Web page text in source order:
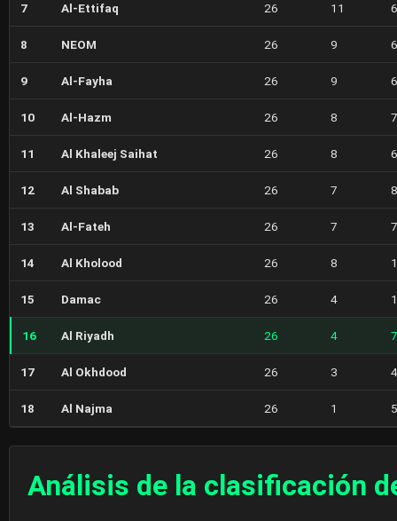
7 Al-Ettifaq 26 11 6
8 NEOM 26 9 6
9 Al-Fayha 26 9 6
10 Al-Hazm 26 8 7
11 Al Khaleej Saihat 26 8 6
12 Al Shabab 26 7 8
13 Al-Fateh 26 7 7
14 Al Kholood 26 8 1
15 Damac 26 4
16 Al Riyadh 26 4 7
17 Al Okhdood 26 3 4
18 Al Najma 26 1 5
Análisis de la clasificación